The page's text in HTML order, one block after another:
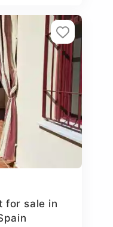
for sale in